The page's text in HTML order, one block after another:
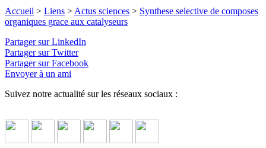
Accueil > Liens > Actus sciences > Synthese selective de composes
organiques grace aux catalyseurs
Partager sur LinkedIn
Partager sur Twitter
Partager sur Facebook
Envoyer à un ami
Suivez notre actualité sur les réseaux sociaux :